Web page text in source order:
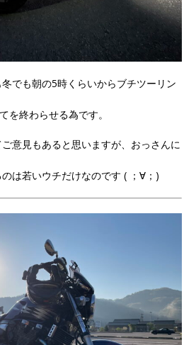
でも朝の5時くらいからブチツーリン
を終わらせる為です。
意見もあると思いますが、おっさんに
は若いウチだけなのです ( ；∀；)